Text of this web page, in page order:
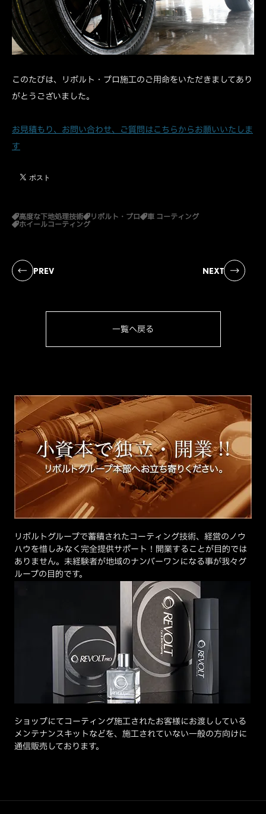
このたびは、リボルト・プロ施工のご用命をいただきましてあり
がとうございました。
お見積もり、お問い合わせ、ご質問はこちらからお願いいたしま
す
高度な下地処理技術 リボルト・プロ
車 コーティング
ホイールコーティング
PREV NEXT
一覧へ戻る
リボルトグループで蓄積されたコーティング技術、経営のノウ
ハウを惜しみなく完全提供サポート！開業することが目的では
ありません。未経験者が地域のナンバーワンになる事が我々グ
ループの目的です。
ショップにてコーティング施工されたお客様にお渡ししている
メンテナンスキットなどを、施工されていない一般の方向けに
通信販売しております。